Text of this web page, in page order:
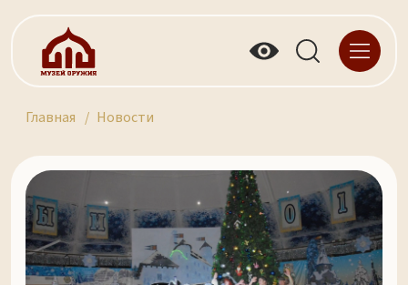
Главная Новости